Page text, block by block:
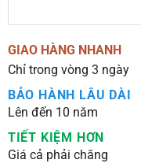
GIAO HÀNG NHANH
Chỉ trong vòng 3 ngày
BẢO HÀNH LÂU DÀI
Lên đến 10 năm
TIẾT KIỆM HƠN
Giá cả phải chăng